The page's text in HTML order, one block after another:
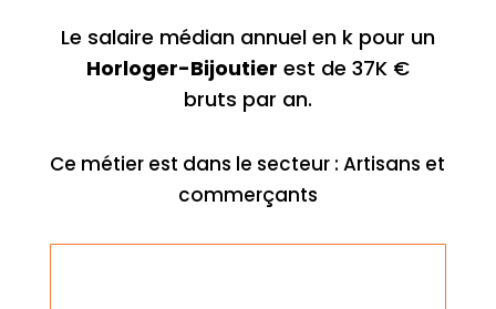
Le salaire médian annuel en k pour un
Horloger-Bijoutier est de 37K €
bruts par an.
Ce métier est dans le secteur : Artisans et
commerçants